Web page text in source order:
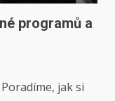
programů a
jak si